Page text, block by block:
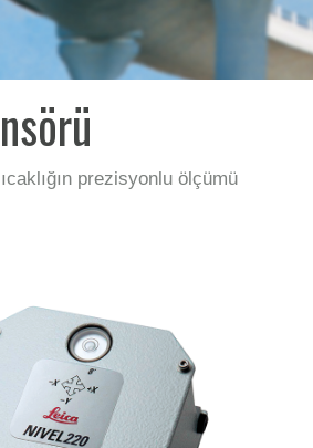
prezisyonlu ölçümü